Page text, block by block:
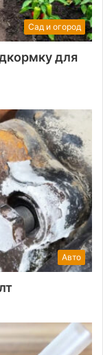
Сад и огород
для
Авто